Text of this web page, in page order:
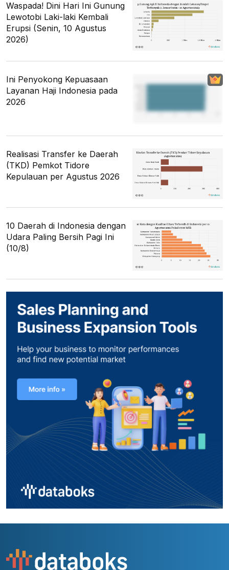
Waspada! Dini Hari Ini Gunung
Lewotobi Laki-laki Kembali
Erupsi (Senin, 10 Agustus
2026)
Ini Penyokong Kepuasaan
Layanan Haji Indonesia pada
2026
Realisasi Transfer ke Daerah
(TKD) Pemkot Tidore
Kepulauan per Agustus 2026
10 Daerah di Indonesia dengan
Udara Paling Bersih Pagi Ini
(10/8)